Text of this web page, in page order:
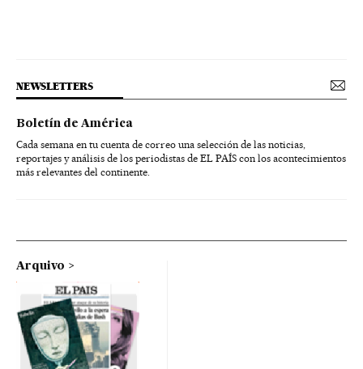
NEWSLETTERS
Boletín de América
Cada semana en tu cuenta de correo una selección de las noticias,
reportajes y análisis de los periodistas de EL PAÍS con los acontecimientos
más relevantes del continente.
Arquivo